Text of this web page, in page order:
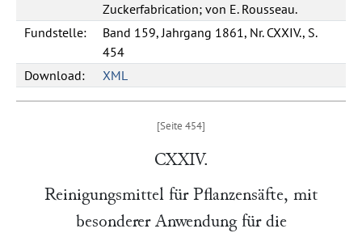
Zuckerfabrication; von E. Rousseau.
Fundstelle:
Band 159, Jahrgang 1861, Nr. CXXIV., S.
454
Download:
XML
CXXIV.
Reinigungsmittel für Pflanzensäfte, mit
besonderer Anwendung für die